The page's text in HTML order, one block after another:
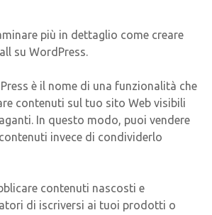
più in dettaglio come creare
su WordPress.
è il nome di una funzionalità che
contenuti sul tuo sito Web visibili
In questo modo, puoi vendere
invece di condividerlo
contenuti nascosti e
di iscriversi ai tuoi prodotti o